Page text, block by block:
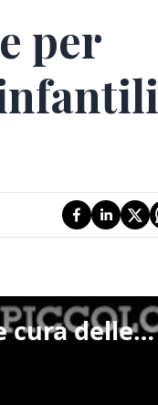
per
Despar, Azzurra e Burlo Garofolo insieme per sostenere diagnosi e cura delle malattie infantili rare